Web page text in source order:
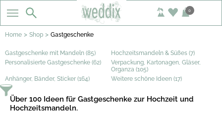
0
Home > Shop > Gastgeschenke
Gastgeschenke mit Mandeln (85)
Hochzeitsmandeln & Süßes (7)
Personalisierte Gastgeschenke (62)
Verpackung, Kartonagen, Gläser,
Organza (105)
Anhänger, Bänder, Sticker (164)
Weitere schöne Ideen (17)
Über 100 Ideen für Gastgeschenke zur Hochzeit und
Hochzeitsmandeln.